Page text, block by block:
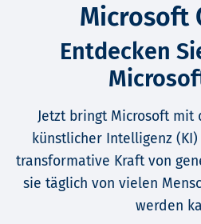
Microsoft
Entdecken
Jetzt bringt Microsoft mit
künstlicher Intelligenz
transformative Kraft von
sie täglich von vielen
werden